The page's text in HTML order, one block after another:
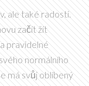
ale také radosti.
začít žít
pravidelné
normálního
má svůj oblíbený